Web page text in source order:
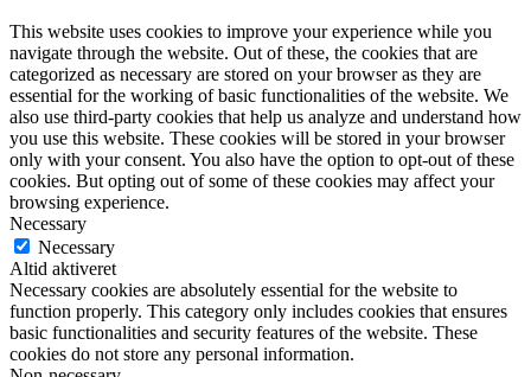
This website uses cookies to improve your experience while you
navigate through the website. Out of these, the cookies that are
categorized as necessary are stored on your browser as they are
essential for the working of basic functionalities of the website. We
also use third-party cookies that help us analyze and understand how
you use this website. These cookies will be stored in your browser
only with your consent. You also have the option to opt-out of these
cookies. But opting out of some of these cookies may affect your
browsing experience.
Necessary
Necessary
Altid aktiveret
Necessary cookies are absolutely essential for the website to
function properly. This category only includes cookies that ensures
basic functionalities and security features of the website. These
cookies do not store any personal information.